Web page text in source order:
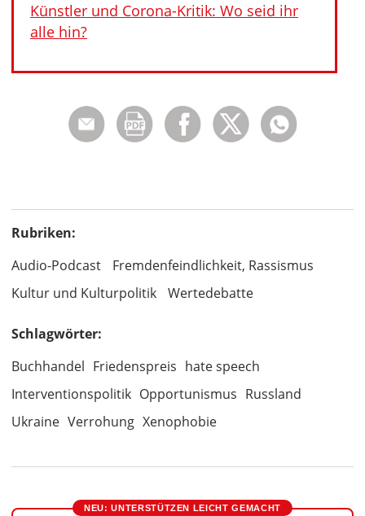
Künstler und Corona-Kritik: Wo seid ihr
alle hin?
Rubriken:
Audio-Podcast
Fremdenfeindlichkeit, Rassismus
Kultur und Kulturpolitik
Wertedebatte
Schlagwörter:
Buchhandel Friedenspreis hate speech
Interventionspolitik Opportunismus Russland
Ukraine Verrohung Xenophobie
NEU: UNTERSTÜTZEN LEICHT GEMACHT